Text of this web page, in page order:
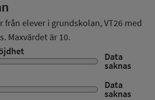
från elever i grundskolan,VT26 med
Maxvärdet är 10.
Data
saknas
Data
saknas